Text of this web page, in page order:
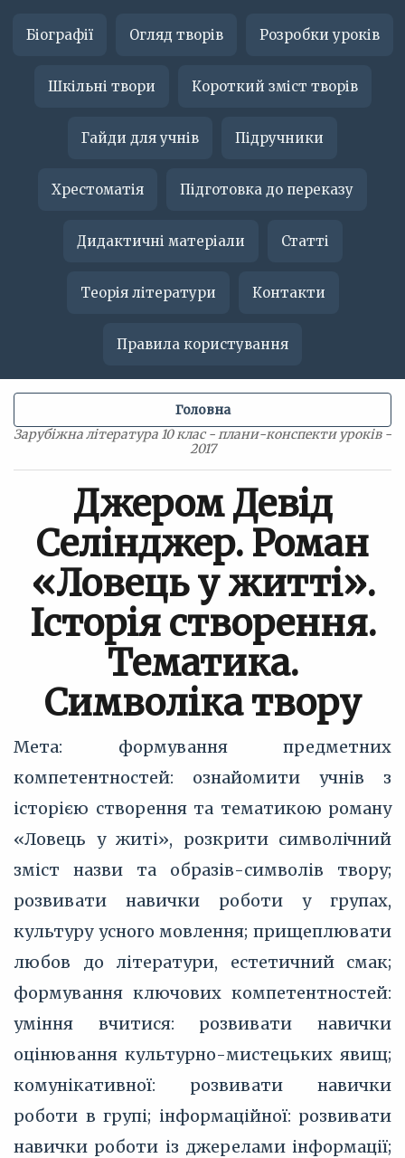
Біографії Огляд творів Розробки уроків
Шкільні твори Короткий зміст творів
Гайди для учнів Підручники
Хрестоматія Підготовка до переказу
Дидактичні матеріали Статті
Теорія літератури Контакти
Правила користування
Зарубіжна література 10 клас - плани-конспекти уроків -
2017
Головна
Джером Девід
Селінджер. Роман
«Ловець у житті».
Історія створення.
Тематика.
Символіка твору
Мета: формування предметних
компетентностей: ознайомити учнів з
історією створення та тематикою роману
«Ловець у житі», розкрити символічний
зміст назви та образів-символів твору;
розвивати навички роботи у групах,
культуру усного мовлення; прищеплювати
любов до літератури, естетичний смак;
формування ключових компетентностей:
уміння вчитися: розвивати навички
оцінювання культурно-мистецьких явищ;
комунікативної: розвивати навички
роботи в групі; інформаційної: розвивати
навички роботи із джерелами інформації;